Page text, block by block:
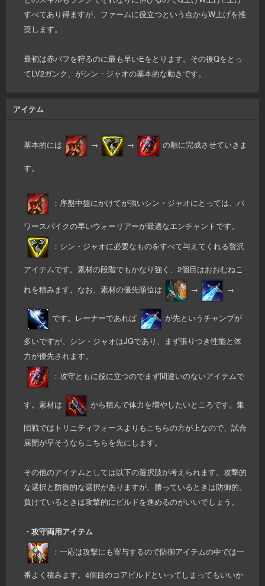
すべてあり得ますが、ファームに役立つという点からW上げを推
奨します。
最初は赤バフを狩るのに最も早いEをとります。その後Qをとっ
てLV2ガンク、がシン・ジャオの基本的な動きです。
アイテム
基本的には → → の順に完成させていきま
す。
：序盤中盤にかけてが強いシン・ジャオにとっては、パ
ワースパイクの早いウォーリアーが最適なエンチャントです。
：シン・ジャオに必要なものをすべて与えてくれる贅沢
アイテムです。素材の段階でもかなり強く、2個目はおおむねこ
れを積みます。なお、素材の優先順位は
→ →
です。レーナーであれば が先というチャンプが
多いですが、シン・ジャオはJGであり、まず張りつき性能と体
力が優先されます。
：攻守ともに役に立つのでまず間違いのないアイテムで
す。素材は から積んで体力を増やしたいところです。集
団戦ではトリニティフォースよりもこちらの方が上なので、試合
展開が早そうならこちらを先にします。
その他のアイテムとしては以下の選択肢が考えられます。攻撃的
な選択と防御的な選択がありますが、勝っているときは防御的、
負けているときは攻撃的にビルドを進めるのがいいでしょう。
・攻守両用アイテム
：一応は攻撃にも寄与するので防御アイテムの中では一
番よく積みます。4個目のコアビルドといってしまってもいいか